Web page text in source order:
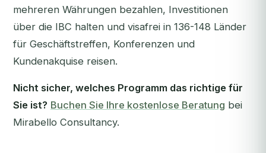
mehreren Währungen bezahlen, Investitionen
über die IBC halten und visafrei in 136-148 Länder
für Geschäftstreffen, Konferenzen und
Kundenakquise reisen.
Nicht sicher, welches Programm das richtige für
Sie ist? Buchen Sie Ihre kostenlose Beratung bei
Mirabello Consultancy.